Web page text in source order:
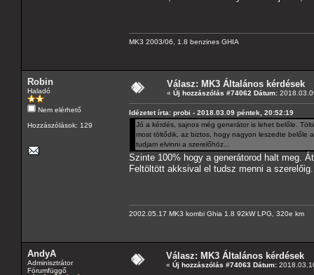
MK3 2003/06, 1.8 benzines GHIA
Robin
Haladó
Nem elérhető
Hozzászólások: 129
Válasz: MK3 Általános kérdések
« Új hozzászólás #74062 Dátum:
Idézetet írta: probi - 2018.03.09 péntek, 20:52:19
Jó a kérdés, sajnos még generátor is lehet belőle.
most töltődik, az biztos, hogy nagyon leszedte belőle
tudjam elvinni a szerelőhöz...
Szinte 100% hogy a generátorod halt meg.
Feltöltött akksival el tudsz menni a szerelőig.
2002.05.17 MK3 kombi Ghia 1.8 92kW LPG, 320e km
AndyA
Adminisztrátor
Fórumfüggő
Válasz: MK3 Általános kérdések
« Új hozzászólás #74063 Dátum: